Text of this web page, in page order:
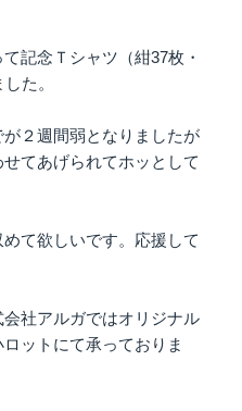
記念Ｔシャツ（紺37枚・
た。
２週間弱となりましたが
てあげられてホッとして
て欲しいです。応援して
社アルガではオリジナル
ットにて承っておりま